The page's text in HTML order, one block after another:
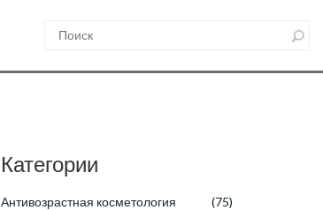
Категории
Антивозрастная косметология (75)